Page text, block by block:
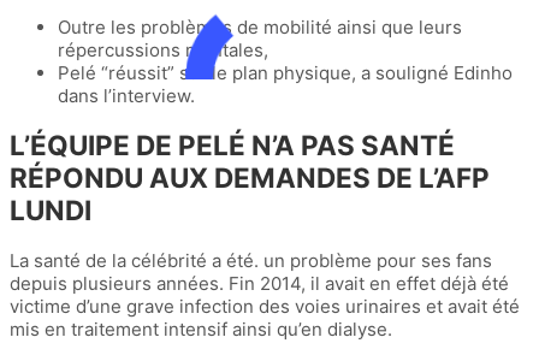
Outre les problèmes de mobilité ainsi que leurs
répercussions mentales,
Pelé “réussit” sur le plan physique, a souligné Edinho
dans l’interview.
L’ÉQUIPE DE PELÉ N’A PAS SANTÉ
RÉPONDU AUX DEMANDES DE L’AFP
LUNDI
La santé de la célébrité a été. un problème pour ses fans
depuis plusieurs années. Fin 2014, il avait en effet déjà été
victime d’une grave infection des voies urinaires et avait été
mis en traitement intensif ainsi qu’en dialyse.